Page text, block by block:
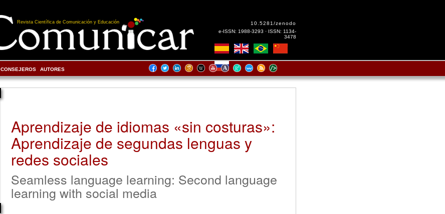
Revista Científica de Comunicación y Educación
10.5281/zenodo
e-ISSN: 1988-3293 · ISSN: 1134-
3478
CONSEJEROS AUTORES
Aprendizaje de idiomas «sin costuras»:
Aprendizaje de segundas lenguas y
redes sociales
Seamless language learning: Second language
learning with social media